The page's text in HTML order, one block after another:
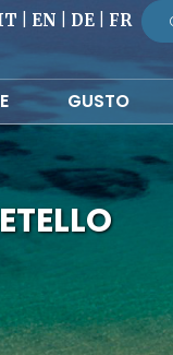
EN DE FR
GUSTO